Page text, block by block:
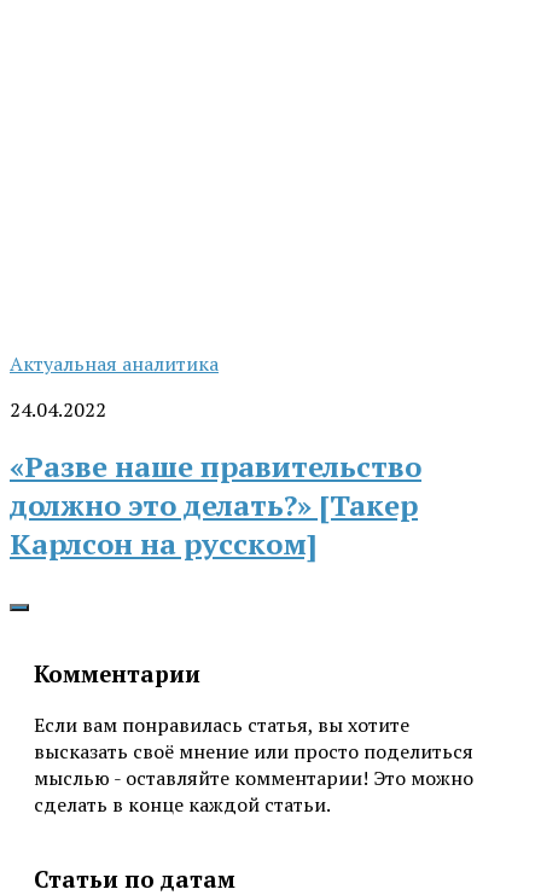
Актуальная аналитика
24.04.2022
«Разве наше правительство
должно это делать?» [Такер
Карлсон на русском]
Комментарии
Если вам понравилась статья, вы хотите
высказать своё мнение или просто поделиться
мыслью - оставляйте комментарии! Это можно
сделать в конце каждой статьи.
Статьи по датам